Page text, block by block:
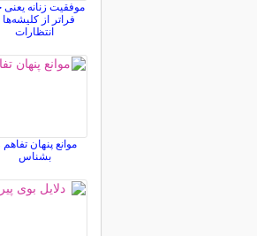
موفقیت زنانه یعنی
فراتر از کلیشه‌ها
انتظارات
موانع پنهان تفاهم
بشناس